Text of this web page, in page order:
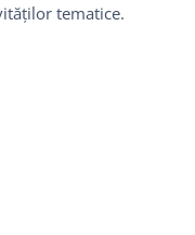
tematice.